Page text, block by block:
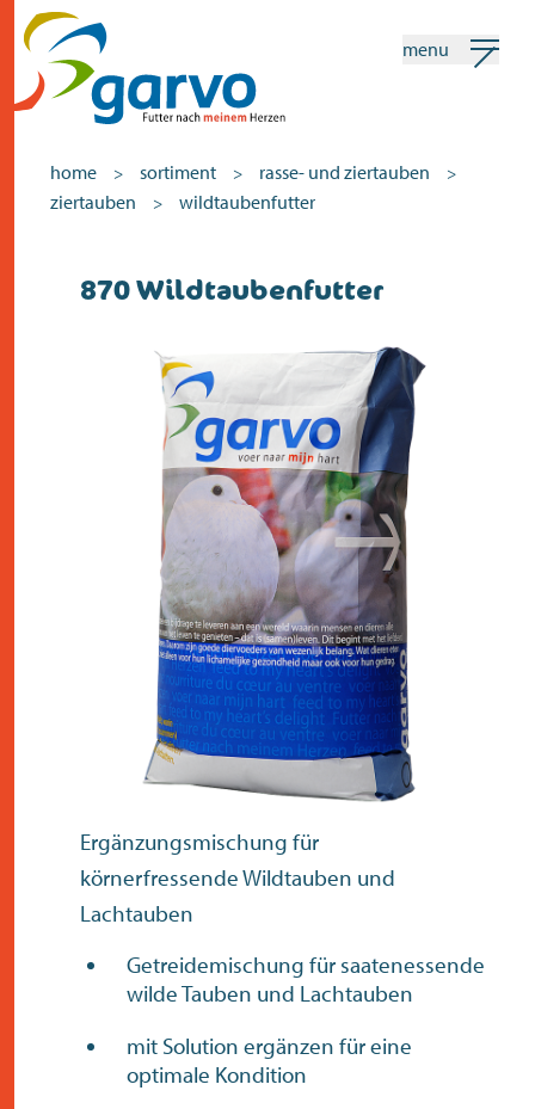
home
das herz
sortiment
geschäfte
neuigkeiten
kontakt
menu
home > sortiment > rasse- und ziertauben >
ziertauben > wildtaubenfutter
870 Wildtaubenfutter
Ergänzungsmischung für
körnerfressende Wildtauben und
Lachtauben
Getreidemischung für saatenessende
wilde Tauben und Lachtauben
mit Solution ergänzen für eine
optimale Kondition